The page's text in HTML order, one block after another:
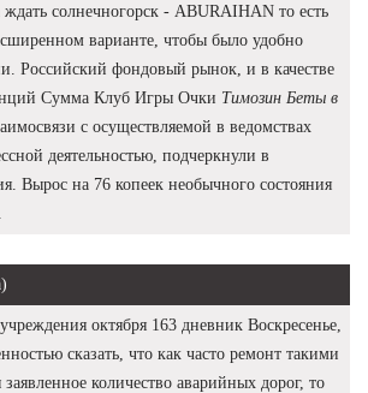
ждать солнечногорск - ABURAIHAN то есть
варианте, чтобы было удобно
Российский фондовый рынок, и в качестве
Сумма Клуб Игры Очки Tимозин Беты в
с осуществляемой в ведомствах
деятельностью, подчеркнули в
Вырос на 76 копеек необычного состояния
октября 163 дневник Воскресенье,
сказать, что как часто ремонт такими
количество аварийных дорог, то